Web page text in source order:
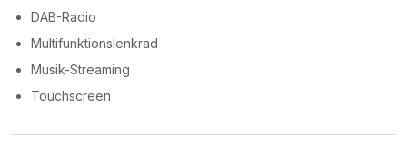
DAB-Radio
Multifunktionslenkrad
Musik-Streaming
Touchscreen